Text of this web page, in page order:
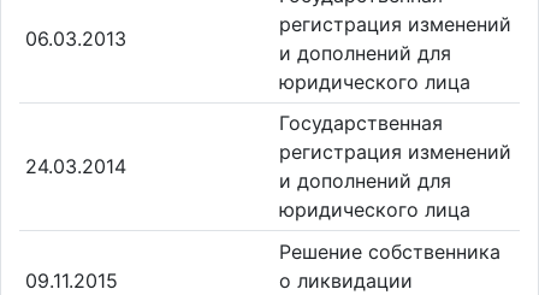
06.03.2013
регистрация изменений
и дополнений для
юридического лица
24.03.2014
Государственная
регистрация изменений
и дополнений для
юридического лица
09.11.2015
Решение собственника
о ликвидации